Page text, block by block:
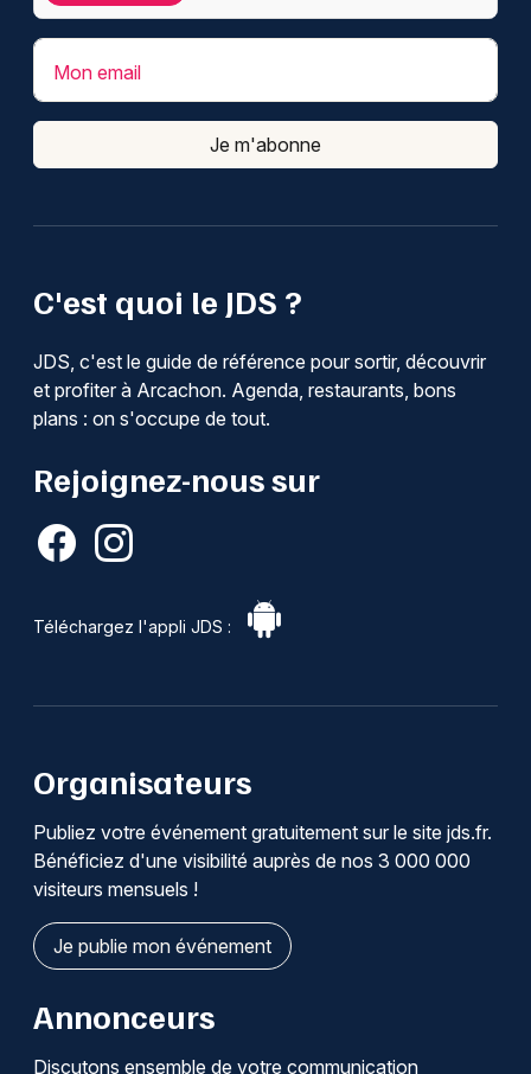
C'est quoi le JDS ?
JDS, c'est le guide de référence pour sortir, découvrir
et profiter à Arcachon. Agenda, restaurants, bons
plans : on s'occupe de tout.
Rejoignez-nous sur
Téléchargez l'appli JDS :
Mon email
Je m'abonne
Organisateurs
Publiez votre événement gratuitement sur le site jds.fr.
Bénéficiez d'une visibilité auprès de nos 3 000 000
visiteurs mensuels !
Je publie mon événement
Annonceurs
Discutons ensemble de votre communication